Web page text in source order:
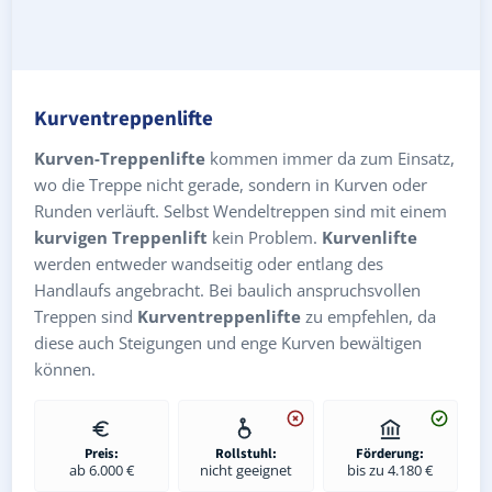
Kurventreppenlifte
Kurven-Treppenlifte kommen immer da zum Einsatz,
wo die Treppe nicht gerade, sondern in Kurven oder
Runden verläuft. Selbst Wendeltreppen sind mit einem
kurvigen Treppenlift kein Problem. Kurvenlifte
werden entweder wandseitig oder entlang des
Handlaufs angebracht. Bei baulich anspruchsvollen
Treppen sind Kurventreppenlifte zu empfehlen, da
diese auch Steigungen und enge Kurven bewältigen
können.
Preis:
ab 6.000 €
Rollstuhl:
nicht geeignet
Förderung:
bis zu 4.180 €